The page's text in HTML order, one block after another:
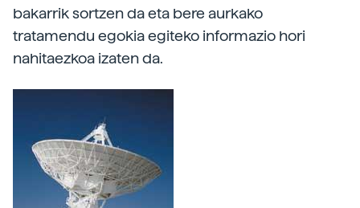
bakarrik sortzen da eta bere aurkako
tratamendu egokia egiteko informazio hori
nahitaezkoa izaten da.